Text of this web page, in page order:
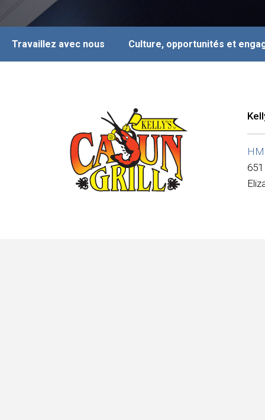
Travaillez avec nous Culture, opportunités et